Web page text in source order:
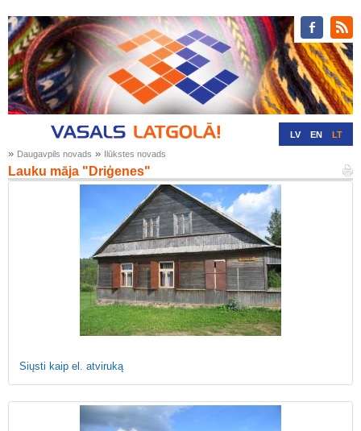
LV EN LT
» Daugavpils novads » Ilūkstes novads
Lauku māja "Driģenes"
Siųsti kaip el. atviruką